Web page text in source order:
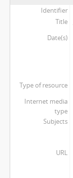
Identifier
Title
Date(s)
Type of resource
Internet media
type
Subjects
URL